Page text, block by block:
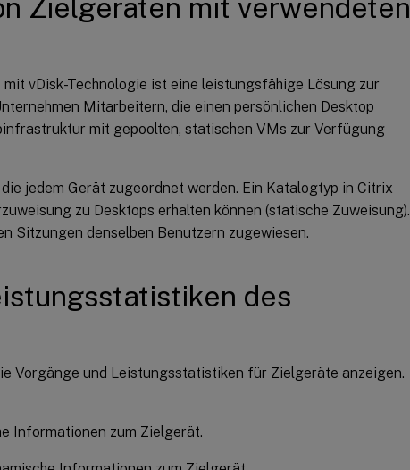
Zielgeräten mit verwendeten
vDisk-Technologie ist eine leistungsfähige Lösung zur
Mitarbeitern, die einen persönlichen Desktop
mit gepoolten, statischen VMs zur Verfügung
jedem Gerät zugeordnet werden. Ein Katalogtyp in Citrix
zu Desktops erhalten können (statische Zuweisung).
Sitzungen denselben Benutzern zugewiesen.
des
Vorgänge und Leistungsstatistiken für Zielgeräte anzeigen.
Informationen zum Zielgerät.